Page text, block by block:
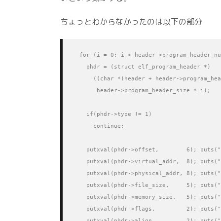
ちょっとわからなかったのは以下の部分
for (i = 0; i < header-
    phdr = (struct elf_program_header *)
((char *)header + header-
       header->program_header_size * i);
    if(phdr->type != 1)
      continue;
putxval(phdr->offset,        6); puts("
putxval(phdr->virtual_addr,  8); puts("
putxval(phdr->physical_addr, 8); puts("
putxval(phdr->file_size,     5); puts("
putxval(phdr->memory_size,   5); puts("
putxval(phdr->flags,         2); puts("